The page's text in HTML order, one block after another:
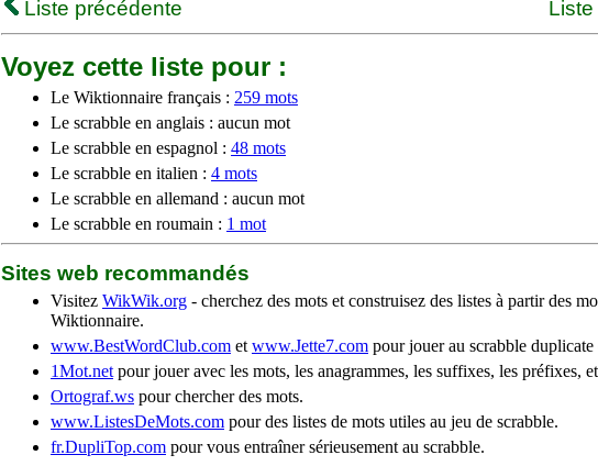
Liste précédente
Voyez cette liste pour :
Le Wiktionnaire français : 259 mots
Le scrabble en anglais : aucun mot
Le scrabble en espagnol : 48 mots
Le scrabble en italien : 4 mots
Le scrabble en allemand : aucun mot
Le scrabble en roumain : 1 mot
Sites web recommandés
Visitez WikWik.org - cherchez des mots et construisez des listes à partir des
Wiktionnaire.
www.BestWordClub.com et www.Jette7.com pour jouer au scrabble duplicate
1Mot.net pour jouer avec les mots, les anagrammes, les suffixes, les préfixes,
Ortograf.ws pour chercher des mots.
www.ListesDeMots.com pour des listes de mots utiles au jeu de scrabble.
fr.DupliTop.com pour vous entraîner sérieusement au scrabble.